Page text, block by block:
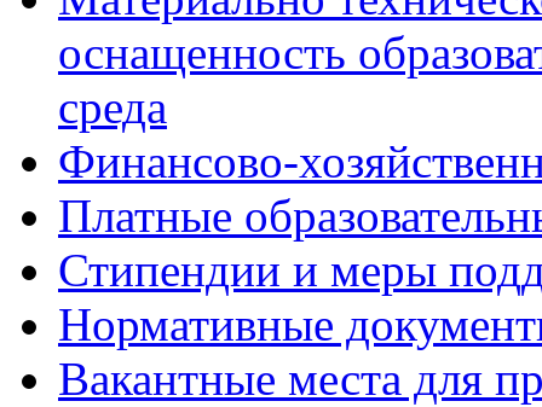
оснащенность
среда
Финансово-
Платные
Стипендии и меры
Нормативные
Вакантные места для